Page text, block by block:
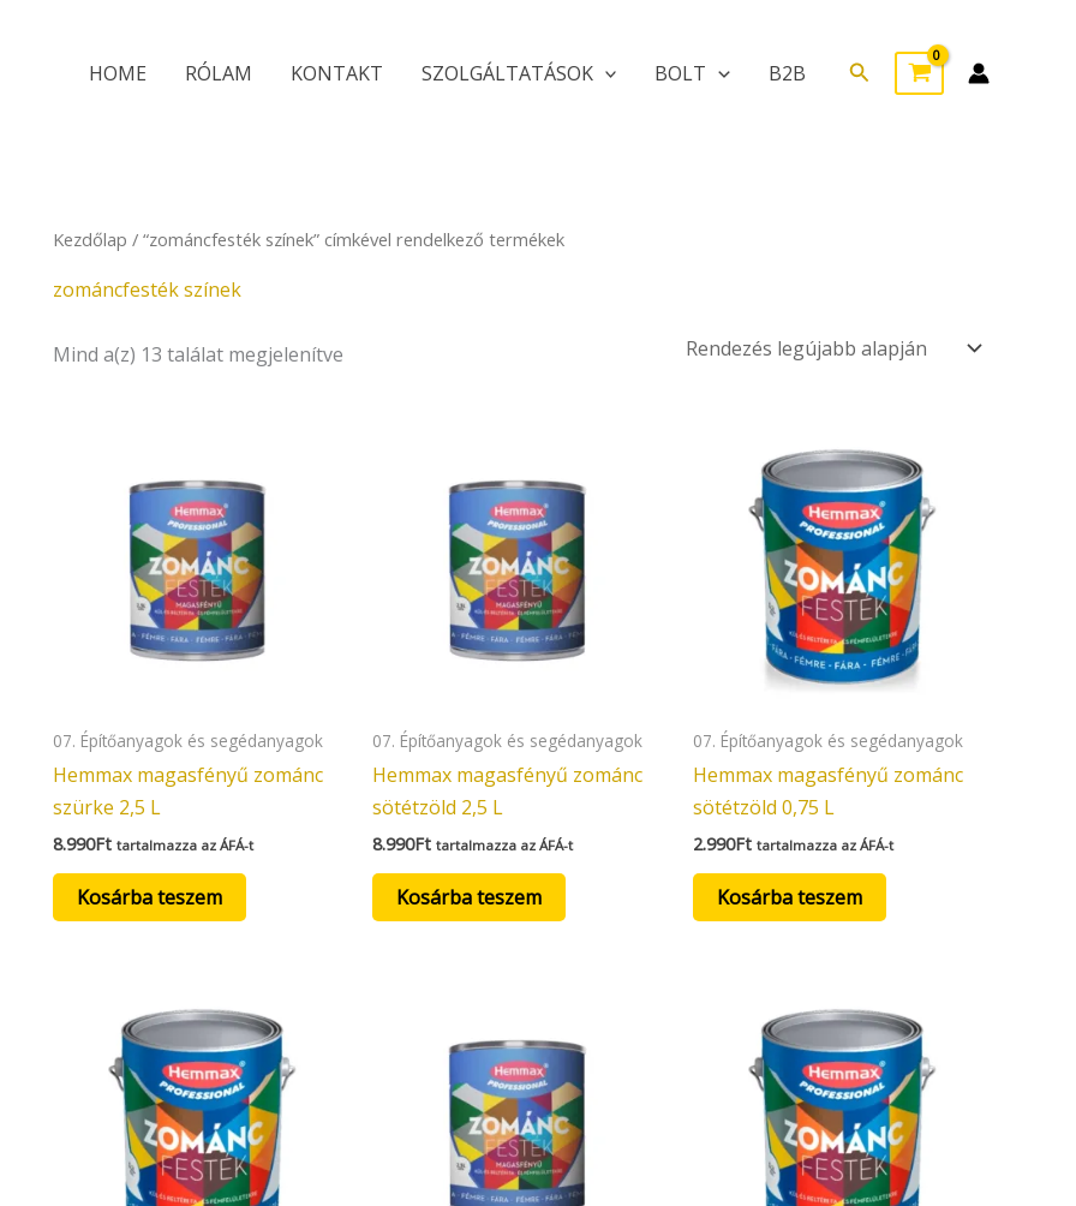
HOME RÓLAM KONTAKT SZOLGÁLTATÁSOK BOLT B2B Search
Kezdőlap / “zománcfesték színek” címkével rendelkező termékek
zománcfesték színek
Mind a(z) 13 találat megjelenítve
07. Építőanyagok és segédanyagok
Hemmax magasfényű zománc
szürke 2,5 L
8.990Ft tartalmazza az ÁFÁ-t
Kosárba teszem
07. Építőanyagok és segédanyagok
Hemmax magasfényű zománc
sötétzöld 2,5 L
8.990Ft tartalmazza az ÁFÁ-t
Kosárba teszem
07. Építőanyagok és segédanyagok
Hemmax magasfényű zománc
sötétzöld 0,75 L
2.990Ft tartalmazza az ÁFÁ-t
Kosárba teszem